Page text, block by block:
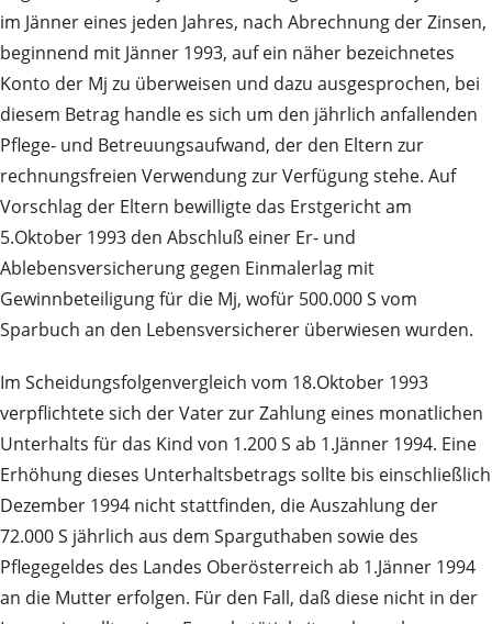
im Jänner eines jeden Jahres, nach Abrechnung der Zinsen,
beginnend mit Jänner 1993, auf ein näher bezeichnetes
Konto der Mj zu überweisen und dazu ausgesprochen, bei
diesem Betrag handle es sich um den jährlich anfallenden
Pflege- und Betreuungsaufwand, der den Eltern zur
rechnungsfreien Verwendung zur Verfügung stehe. Auf
Vorschlag der Eltern bewilligte das Erstgericht am
5.Oktober 1993 den Abschluß einer Er- und
Ablebensversicherung gegen Einmalerlag mit
Gewinnbeteiligung für die Mj, wofür 500.000 S vom
Sparbuch an den Lebensversicherer überwiesen wurden.
Im Scheidungsfolgenvergleich vom 18.Oktober 1993
verpflichtete sich der Vater zur Zahlung eines monatlichen
Unterhalts für das Kind von 1.200 S ab 1.Jänner 1994. Eine
Erhöhung dieses Unterhaltsbetrags sollte bis einschließlich
Dezember 1994 nicht stattfinden, die Auszahlung der
72.000 S jährlich aus dem Sparguthaben sowie des
Pflegegeldes des Landes Oberösterreich ab 1.Jänner 1994
an die Mutter erfolgen. Für den Fall, daß diese nicht in der